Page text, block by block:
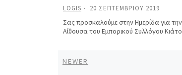
LOGIS 20 ΣΕΠΤΕΜΒΡΊΟΥ 2019
Σας προσκαλούμε στην Ημερίδα για την
Αίθουσα του Εμπορικού Συλλόγου
Newer
NEWER